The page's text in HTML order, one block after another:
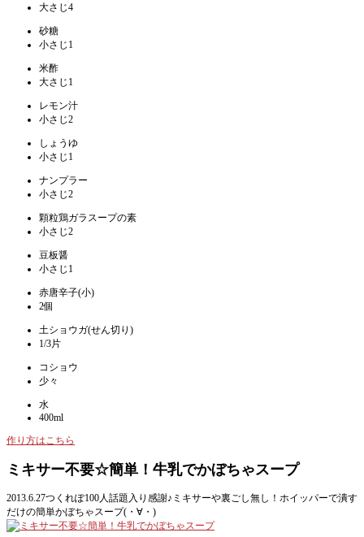
大さじ4
砂糖
小さじ1
米酢
大さじ1
レモン汁
小さじ2
しょうゆ
小さじ1
ナンプラー
小さじ2
顆粒鶏ガラスープの素
小さじ2
豆板醤
小さじ1
赤唐辛子(小)
2個
土ショウガ(せん切り)
1/3片
コショウ
少々
水
400ml
作り方はこちら
ミキサー不要☆簡単！牛乳でかぼちゃスープ
2013.6.27つくれぽ100人話題入り感謝♪ミキサーや裏ごし無し！ホイッパーで潰す
だけの簡単かぼちゃスープ(・∀・)